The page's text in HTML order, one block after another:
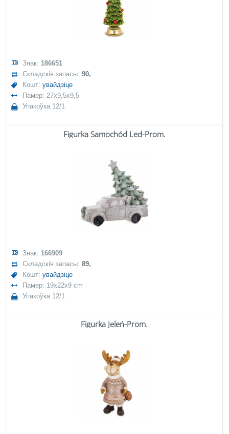
Знак: 186651
Складскія запасы:90,
Кошт:увайдзіце
Памер: 27x9,5x9,5
Упакоўка 12/1
Figurka Samochód Led-Prom.
Знак: 166909
Складскія запасы:89,
Кошт:увайдзіце
Памер: 19x22x9 cm
Упакоўка 12/1
Figurka Jeleń-Prom.